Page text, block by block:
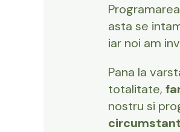
asta se
iar noi am
Pana la
totalitate,
nostru si